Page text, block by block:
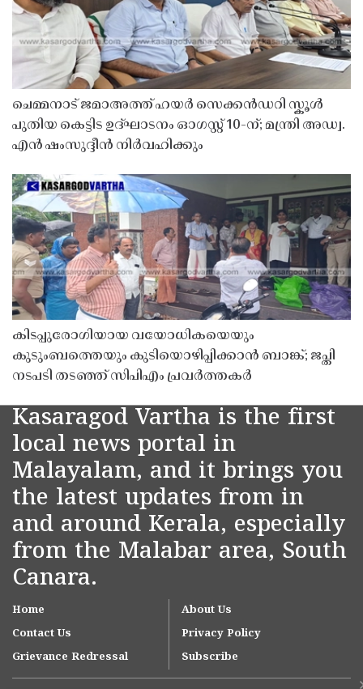
ചെമ്മനാട് ജമാഅത്ത് ഹയർ സെക്കൻഡറി സ്കൂൾ
പുതിയ കെട്ടിട ഉദ്ഘാടനം ഓഗസ്റ്റ് 10-ന്; മന്ത്രി അഡ്വ.
എൻ ഷംസുദ്ദീൻ നിർവഹിക്കും
കിടപ്പുരോഗിയായ വയോധികയെയും
കുടുംബത്തെയും കുടിയൊഴിപ്പിക്കാൻ ബാങ്ക്; ജപ്തി
നടപടി തടഞ്ഞ് സിപിഎം പ്രവർത്തകർ
Kasaragod Vartha is the first
local news portal in
Malayalam, and it brings you
the latest updates from in
and around Kerala, especially
from the Malabar area, South
Canara.
Home
About Us
Contact Us
Privacy Policy
Grievance Redressal
Subscribe